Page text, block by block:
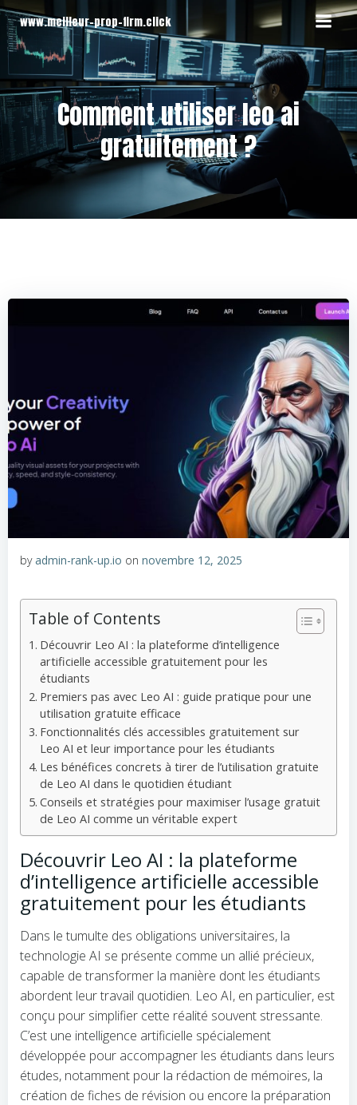
au
contenu
www.meilleur-prop-firm.click
Comment utiliser leo ai
gratuitement ?
byadmin-rank-up.io on novembre 12, 2025
Table of Contents
Découvrir Leo AI : la plateforme d’intelligence
artificielle accessible gratuitement pour les
étudiants
Premiers pas avec Leo AI : guide pratique pour une
utilisation gratuite efficace
Fonctionnalités clés accessibles gratuitement sur
Leo AI et leur importance pour les étudiants
Les bénéfices concrets à tirer de l’utilisation gratuite
de Leo AI dans le quotidien étudiant
Conseils et stratégies pour maximiser l’usage gratuit
de Leo AI comme un véritable expert
Découvrir Leo AI : la plateforme
d’intelligence artificielle accessible
gratuitement pour les étudiants
Dans le tumulte des obligations universitaires, la
technologie AI se présente comme un allié précieux,
capable de transformer la manière dont les étudiants
abordent leur travail quotidien. Leo AI, en particulier, est
conçu pour simplifier cette réalité souvent stressante.
C’est une intelligence artificielle spécialement
développée pour accompagner les étudiants dans leurs
études, notamment pour la rédaction de mémoires, la
création de fiches de révision ou encore la préparation